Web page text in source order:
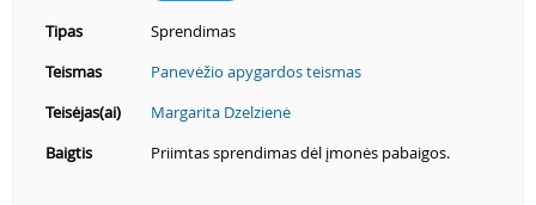
Tipas
Sprendimas
Teismas
Panevėžio apygardos teismas
Teisėjas(ai)
Margarita Dzelzienė
Baigtis
Priimtas sprendimas dėl įmonės pabaigos.